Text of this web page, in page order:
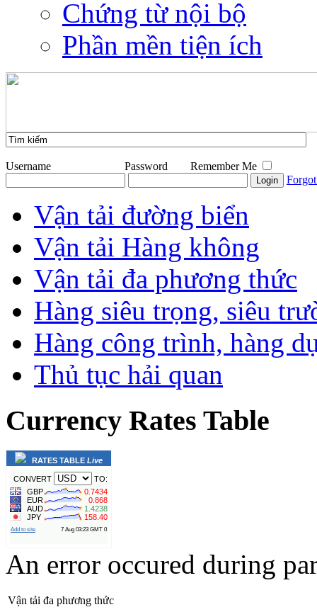
Chứng từ nội bộ
Phần mền tiện ích
Username Password
Remember Me
Vận tải đường biển
Vận tải Hàng không
Vận tải đa phương thức
Hàng siêu trọng, siêu
Hàng công trình, hàng
Thủ tục hải quan
Currency Rates Table
RATES TABLE Live
An error occured during
Vận tải đa phương thức